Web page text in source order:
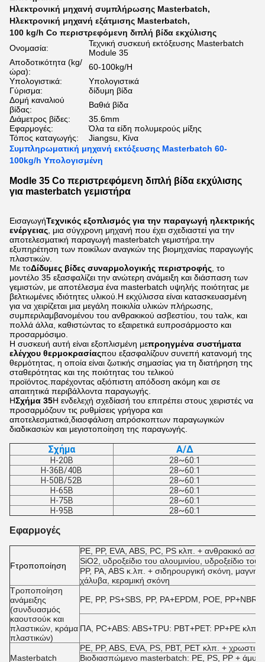
Ηλεκτρονική μηχανή συμπλήρωσης Masterbatch,
Ηλεκτρονική μηχανή εξάτμισης Masterbatch,
100 kg/h Co περιστρεφόμενη διπλή βίδα εκχύλισης
Ονομασία:
Τεχνική συσκευή εκτόξευσης Masterbatch
Module 35
Αποδοτικότητα (kg/
ώρα):
60-100kg/H
Υπολογιστικά:
Υπολογιστικά
Γύρισμα:
δίδυμη βίδα
Δομή καναλιού
βίδας:
Βαθιά βίδα
Διάμετρος βίδες:
35.6mm
Εφαρμογές:
Όλα τα είδη πολυμερούς μίξης
Τόπος καταγωγής:
Jiangsu, Κίνα
Συμπληρωματική μηχανή εκτόξευσης Masterbatch 60-
100kg/h Υπολογισμένη
Modle 35 Co περιστρεφόμενη διπλή βίδα εκχύλισης
για masterbatch γεμιστήρα
ΕισαγωγήΤεχνικός εξοπλισμός για την παραγωγή ηλεκτρικής
ενέργειας , μια σύγχρονη μηχανή που έχει σχεδιαστεί για την
αποτελεσματική παραγωγή masterbatch γεμιστήρα.την
εξυπηρέτηση των ποικίλων αναγκών της βιομηχανίας παραγωγής
πλαστικών.
Με τοΔίδυμες βίδες συναρμολογικής περιστροφής , το
μοντέλο 35 εξασφαλίζει την ανώτερη ανάμειξη και διάσπαση των
γεμιστών, με αποτέλεσμα ένα masterbatch υψηλής ποιότητας με
βελτιωμένες ιδιότητες υλικού.Η εκχύλισσα είναι κατασκευασμένη
για να χειρίζεται μια μεγάλη ποικιλία υλικών πλήρωσης,
συμπεριλαμβανομένου του ανθρακικού ασβεστίου, του ταλκ, και
πολλά άλλα, καθιστώντας το εξαιρετικά ευπροσάρμοστο και
προσαρμόσιμο.
Η συσκευή αυτή είναι εξοπλισμένη μεπροηγμένα συστήματα
ελέγχου θερμοκρασίαςπου εξασφαλίζουν συνεπή κατανομή της
θερμότητας, η οποία είναι ζωτικής σημασίας για τη διατήρηση της
σταθερότητας και της ποιότητας του τελικού
προϊόντος.παρέχοντας αξιόπιστη απόδοση ακόμη και σε
απαιτητικά περιβάλλοντα παραγωγής.
ΗΣχήμα 35Η ενδελεχή σχεδίασή του επιτρέπει στους χειριστές να
προσαρμόζουν τις ρυθμίσεις γρήγορα και
αποτελεσματικά,διασφάλιση απρόσκοπτων παραγωγικών
διαδικασιών και μεγιστοποίηση της παραγωγής.
Σχήμα Α/Δ
H-20B
28~60:1
H-36B/40B
28~60:1
H-50B/52B
28~60:1
H-65B
28~60:1
H-75B
28~60:1
H-95B
28~60:1
Εφαρμογές
Fτροποποίηση
PE, PP, EVA, ABS, PC, PS κλπ. + ανθρακικό
SiO2, υδροξείδιο του αλουμινίου, υδροξείδιο του
PP, PA, ABS κ.λπ. + σιδηρουργική σκόνη,
χάλυβα, κεραμική σκόνη
Τροποποίηση
ανάμειξης
(συνδυασμός
καουτσούκ και
πλαστικών, κράμα
πλαστικών)
PE, PP, PS+SBS, PP, PA+EPDM, POE, PP+NBR,
ΠΑ, PC+ABS: ABS+TPU: PBT+PET: PP+PE κλπ.
Masterbatch
PE, PP, ABS, EVA, PS, PBT, PET κλπ. +
Βιοδιασπώμενο masterbatch: PE, PS, PP +